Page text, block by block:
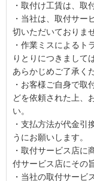
・取付け工賃は、取
・当社は、取付サー
切いただいておりま
・作業ミスによるト
りとりにつきまして
あらかじめご了承く
・お客様ご自身で取
どを依頼された上、
い。
・支払方法が代金引
うにお願いします。
・取付サービス店に
付サービス店にその
・当社の取付サービ